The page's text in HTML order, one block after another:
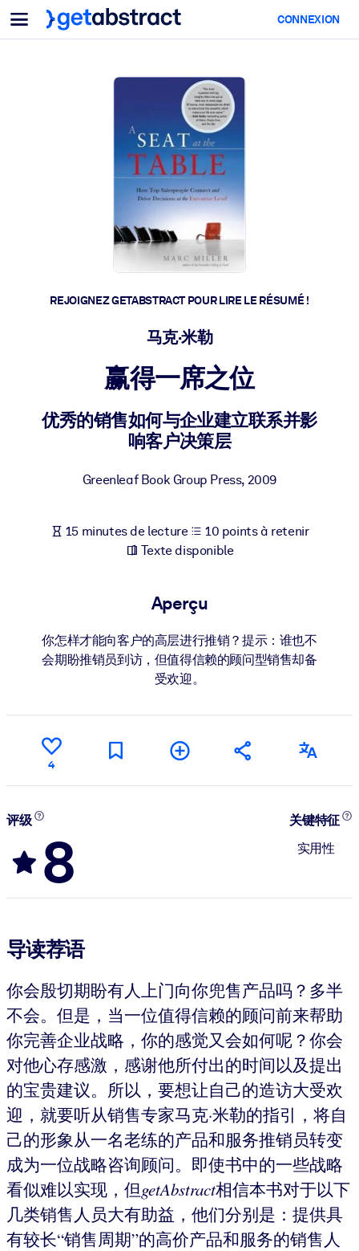
Menu
Pour équipes & dirigeants
Montée en compétences IA
Dotez vos employés de compétences essentielles en IA.
Développement du leadership
Préparez vos dirigeants à la nouvelle ère du travail.
Apprentissage collaboratif
Facilitez l'apprentissage en équipe, la résolution de problèmes
et l'action rapide.
Upskilling & Reskilling
pour l'avenir.
Bâtissez une main-d'œuvre plus saine et plus résiliente.
PAR SYSTÈME
Pour LMS/LXP
LMS/LXP pour de meilleurs résultats d'apprentissage.
Enrichissez votre bibliothèque d'entreprise avec des
commerciales fiables et prêtes à l'emploi.
Alimentez vos systèmes d'IA avec des connaissances fiables et
Pour les systèmes d’IA
CONNEXION
REJOIGNEZ GETABSTRACT POUR LIRE LE RÉSUMÉ !
马克·米勒
赢得一席之位
优秀的销售如何与企业建立联系并影
响客户决策层
Greenleaf Book Group Press, 2009
15 minutes de lecture
10 points à retenir
Texte disponible
Aperçu
你怎样才能向客户的高层进行推销？提示：谁也不
会期盼推销员到访，但值得信赖的顾问型销售却备
受欢迎。
4
评级
8
关键特征
实用性
导读荐语
你会殷切期盼有人上门向你兜售产品吗？多半
不会。但是，当一位值得信赖的顾问前来帮助
你完善企业战略，你的感觉又会如何呢？你会
对他心存感激，感谢他所付出的时间以及提出
的宝贵建议。所以，要想让自己的造访大受欢
迎，就要听从销售专家马克·米勒的指引，将自
己的形象从一名老练的产品和服务推销员转变
成为一位战略咨询顾问。即使书中的一些战略
看似难以实现，但getAbstract相信本书对于以下
几类销售人员大有助益，他们分别是：提供具
有较长“销售周期”的高价产品和服务的销售人